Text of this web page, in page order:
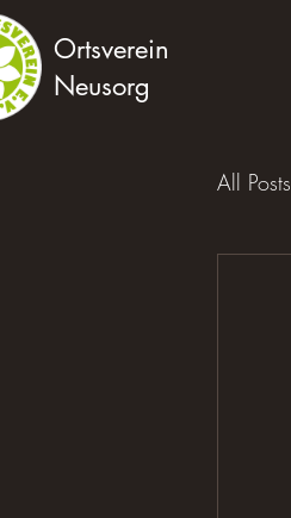
Ortsverein
Neusorg
All Posts